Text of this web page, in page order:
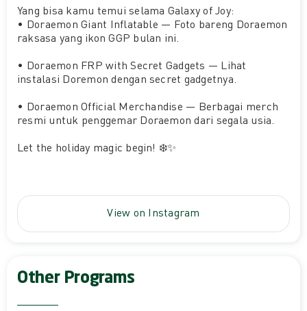
Yang bisa kamu temui selama Galaxy of Joy:
•⁠ ⁠Doraemon Giant Inflatable — Foto bareng Doraemon
raksasa yang ikon GGP bulan ini.
•⁠ ⁠Doraemon FRP with Secret Gadgets — Lihat
instalasi Doremon dengan secret gadgetnya.
•⁠ ⁠Doraemon Official Merchandise — Berbagai merch
resmi untuk penggemar Doraemon dari segala usia.
Let the holiday magic begin! ❄️✨
View on Instagram
Other Programs